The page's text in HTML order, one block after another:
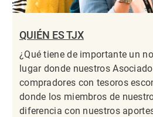
QUIÉN ES TJX
¿Qué tiene de importante un
lugar donde nuestros
compradores con tesoros
donde los miembros de
diferencia con nuestros